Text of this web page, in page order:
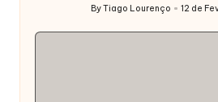
Posted
ByTiago Lourenço 12 de